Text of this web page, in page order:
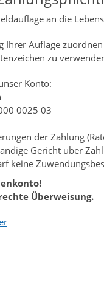
an die
Ihrer Auflage
zu
Konto:
0025 03
der Zahlung
Gericht über
keine
Überweisung.